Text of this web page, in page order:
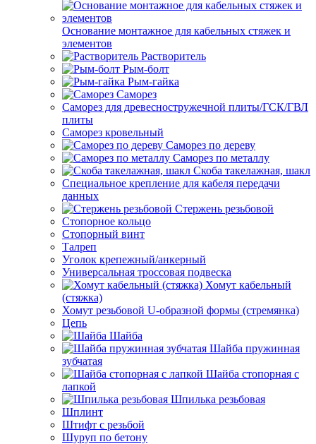
Основание монтажное для кабельных стяжек и
элементов
Растворитель
Рым-болт
Рым-гайка
Саморез
Саморез для древесностружечной плиты/ГСК/ГВЛ
плиты
Саморез кровельный
Саморез по дереву
Саморез по металлу
Скоба такелажная, шакл
Специальное крепление для кабеля передачи
данных
Стержень резьбовой
Стопорное кольцо
Стопорный винт
Талреп
Уголок крепежный/анкерный
Универсальная троссовая подвеска
Хомут кабельный
(стяжка)
Хомут резьбовой U-образной формы (стремянка)
Цепь
Шайба
Шайба пружинная
зубчатая
Шайба стопорная с
лапкой
Шпилька резьбовая
Шплинт
Штифт с резьбой
Шуруп по бетону